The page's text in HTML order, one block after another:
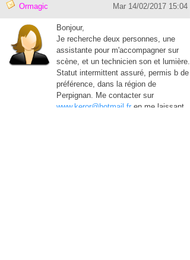
Ormagic Mar 14/02/2017 15:04
Bonjour,
Je recherche deux personnes, une
assistante pour m'accompagner sur
scène, et un technicien son et lumière.
Statut intermittent assuré, permis b de
préférence, dans la région de
Perpignan. Me contacter sur
www.keror@hotmail.fr en me laissant